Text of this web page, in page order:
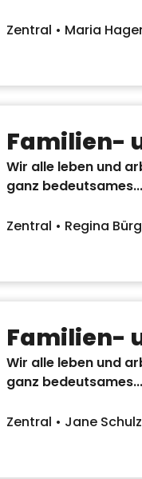
Zentral • Maria
Familien-
Wir alle leben und
ganz bedeutsames...
Zentral • Regina
Familien-
Wir alle leben und
ganz bedeutsames...
Zentral • Jane